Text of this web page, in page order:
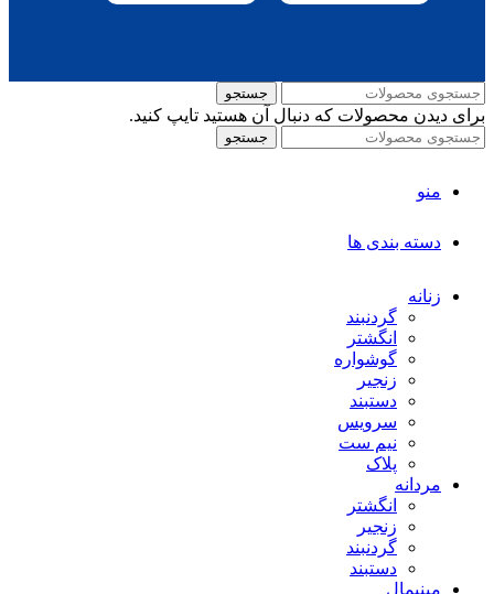
جستجو
برای دیدن محصولات که دنبال آن هستید تایپ کنید.
جستجو
منو
دسته بندی ها
زنانه
گردنبند
انگشتر
گوشواره
زنجیر
دستبند
سرویس
نیم ست
پلاک
مردانه
انگشتر
زنجیر
گردنبند
دستبند
مینیمال